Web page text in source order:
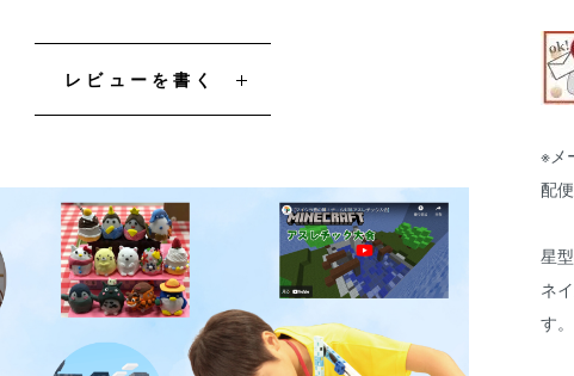
※メ
配
星
ネ
す。
レビューを書く